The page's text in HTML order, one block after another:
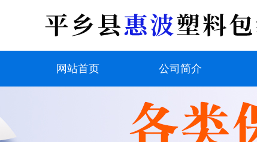
网站首页 公司简介